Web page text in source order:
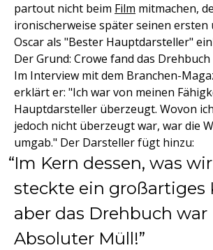
partout nicht beim Film mitmachen,
ironischerweise später seinen ersten
Oscar als "Bester Hauptdarsteller"
Der Grund: Crowe fand das
Im Interview mit dem Branchen-
erklärt er: "Ich war von meinen
Hauptdarsteller überzeugt. Wovon
jedoch nicht überzeugt war, war die
umgab." Der Darsteller fügt hinzu:
Im Kern dessen, was
steckte ein großartiges
aber das Drehbuch war
Absoluter Müll!